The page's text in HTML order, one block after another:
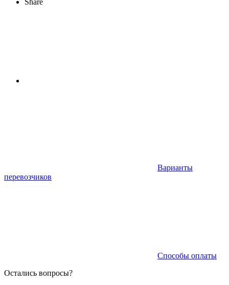
Варианты
перевозчиков
Способы оплаты
Остались вопросы?